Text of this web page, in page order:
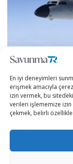
En iyi deneyimleri
erişmek amacıyla
izin vermek, bu
verileri işlememize izin
çekmek, belirli
Çin, nükleer
ilk kez sergiledi
YAZAN KÜBRA DEMIRBAŞ
değerlendirilen H-6N
konfigürasyonla